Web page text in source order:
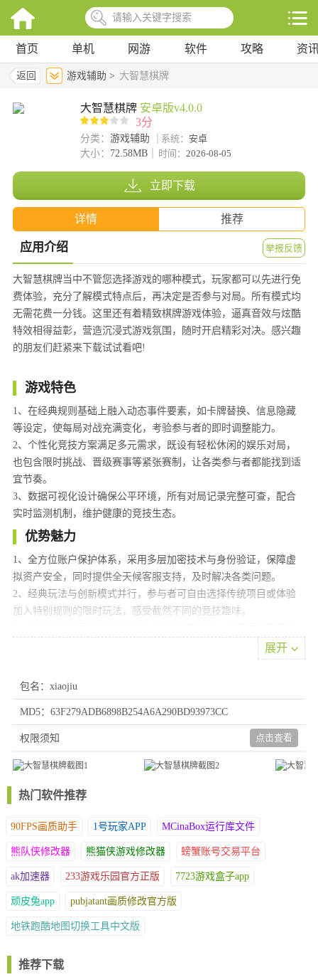
首页 单机 网游 软件 攻略 资
返回 游戏辅助 > 大智慧棋牌
大智慧棋牌 安卓版v4.0.0
3分
分类： 游戏辅助 系统： 安卓
大小： 72.58MB 时间： 2026-08-05
立即下载
详情 推荐
应用介绍 举报反馈
大智慧棋牌当中不管您选择游戏的哪种模式，玩家都可以先进行免
费体验，充分了解模式特点后，再决定是否参与对局。所有模式均
无需花费一分钱。这里还有着精致棋牌游戏体验，逼真音效与炫酷
特效相得益彰，营造沉浸式游戏氛围，随时开启精彩对决。感兴趣
的朋友们赶紧来下载试试看吧!
游戏特色
1、在经典规则基础上融入动态事件要素，如卡牌替换、信息隐藏
等设定，使每局对战充满变化，考验参与者的即时调整能力。
2、个性化竞技方案满足多元需求，既设有轻松休闲的娱乐对局，
也包含限时挑战、晋级赛事等紧张赛制，让各类参与者都能找到适
宜节奏。
3、数据可视化设计确保公平环境，所有对局记录完整可查，配合
实时监测机制，维护健康的竞技生态。
优势魅力
1、全方位账户保护体系，采用多层加密技术与身份验证，保障虚
拟资产安全，同时提供全天候客服支持，及时解决各类问题。
2、经典玩法与创新模式并行，参与者可自由选择传统项目或体验
加入特别规则的限时玩法，感受截然不同的竞技趣味。
系统，保持竞技热情。高手对决不仅比拼技巧，更考验心理博弈能
游戏优点
1、社交互动功能完善，支持好友组队、观战学习、语音沟通等，
既可相约熟人，也能结识同道好友，增强游戏社交属性。
2、每日任务与成就系统提供多元挑战，达成目标可获得稀有道具
或限定外观，在提升技艺的同时收获额外惊喜。
趣味内涵，使每次决策都蕴含无限可能。
展开
包名：xiaojiu
MD5：63F279ADB6898B254A6A290BD93973CC
权限须知 点击查看
热门软件推荐
90FPS画质助手 1号玩家APP MCinaBox运行库文件
熊队侠修改器 熊猫侠游戏修改器 螃蟹账号交易平台
ak加速器 233游戏乐园官方正版 7723游戏盒子app
顽皮兔app pubjatant画质修改官方版
地铁跑酷地图切换工具中文版
推荐下载